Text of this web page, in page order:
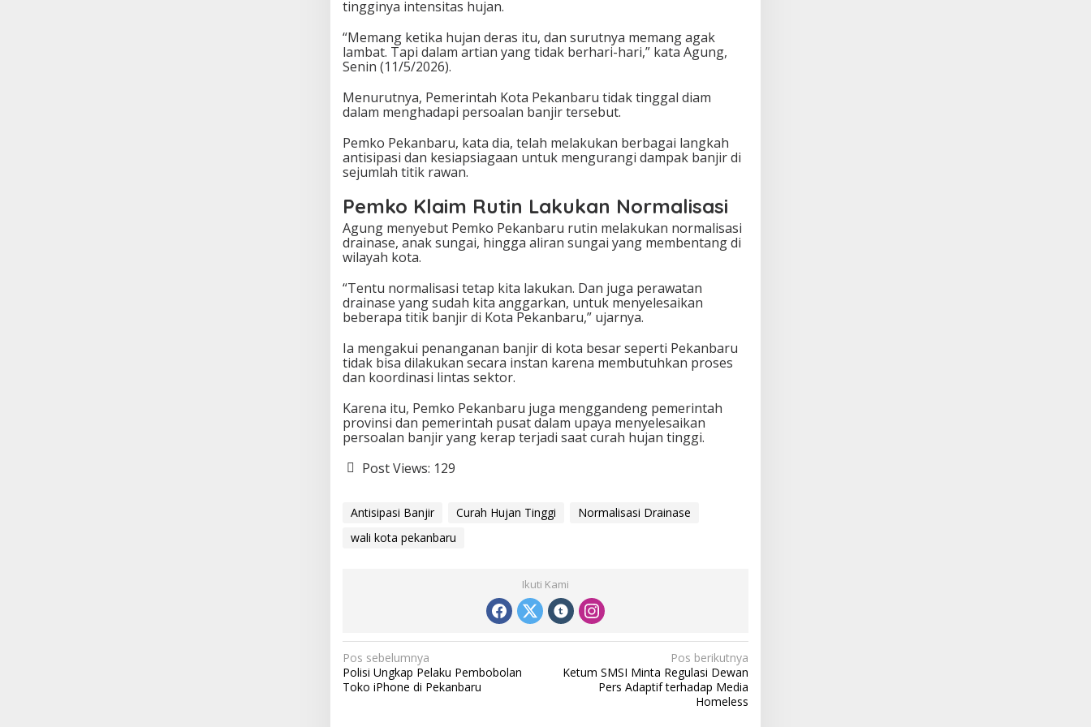
tingginya intensitas hujan.
“Memang ketika hujan deras itu, dan surutnya memang agak
lambat. Tapi dalam artian yang tidak berhari-hari,” kata Agung,
Senin (11/5/2026).
Menurutnya, Pemerintah Kota Pekanbaru tidak tinggal diam
dalam menghadapi persoalan banjir tersebut.
Pemko Pekanbaru, kata dia, telah melakukan berbagai langkah
antisipasi dan kesiapsiagaan untuk mengurangi dampak banjir di
sejumlah titik rawan.
Pemko Klaim Rutin Lakukan Normalisasi
Agung menyebut Pemko Pekanbaru rutin melakukan normalisasi
drainase, anak sungai, hingga aliran sungai yang membentang di
wilayah kota.
“Tentu normalisasi tetap kita lakukan. Dan juga perawatan
drainase yang sudah kita anggarkan, untuk menyelesaikan
beberapa titik banjir di Kota Pekanbaru,” ujarnya.
Ia mengakui penanganan banjir di kota besar seperti Pekanbaru
tidak bisa dilakukan secara instan karena membutuhkan proses
dan koordinasi lintas sektor.
Karena itu, Pemko Pekanbaru juga menggandeng pemerintah
provinsi dan pemerintah pusat dalam upaya menyelesaikan
persoalan banjir yang kerap terjadi saat curah hujan tinggi.
Post Views: 129
Antisipasi Banjir Curah Hujan Tinggi
Normalisasi Drainase
wali kota pekanbaru
Ikuti Kami
N
a
Pos sebelumnya
Polisi Ungkap Pelaku Pembobolan
Toko iPhone di Pekanbaru
Pos berikutnya
Ketum SMSI Minta Regulasi Dewan
Pers Adaptif terhadap Media
Homeless